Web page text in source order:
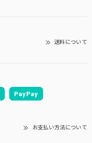
送料について
PayPay
お支払い方法について